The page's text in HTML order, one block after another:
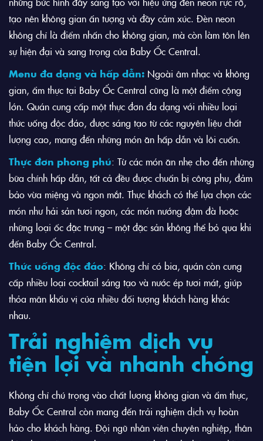
tạo nên không gian ấn tượng và đầy cảm xúc. Đèn neon
không chỉ là điểm nhấn cho không gian, mà còn làm tôn lên
sự hiện đại và sang trọng của Baby Ốc Central.
Menu đa dạng và hấp dẫn: Ngoài âm nhạc và không
gian, ẩm thực tại Baby Ốc Central cũng là một điểm cộng
lớn. Quán cung cấp một thực đơn đa dạng với nhiều loại
thức uống độc đáo, được sáng tạo từ các nguyên liệu chất
lượng cao, mang đến những món ăn hấp dẫn và lôi cuốn.
Thực đơn phong phú: Từ các món ăn nhẹ cho đến những
bữa chính hấp dẫn, tất cả đều được chuẩn bị công phu, đảm
bảo vừa miệng và ngon mắt. Thực khách có thể lựa chọn các
món như hải sản tươi ngon, các món nướng đậm đà hoặc
những loại ốc đặc trưng – một đặc sản không thể bỏ qua khi
đến Baby Ốc Central.
Thức uống độc đáo: Không chỉ có bia, quán còn cung
cấp nhiều loại cocktail sáng tạo và nước ép tươi mát, giúp
thỏa mãn khẩu vị của nhiều đối tượng khách hàng khác
nhau.
Trải nghiệm dịch vụ
tiện lợi và nhanh chóng
Không chỉ chú trọng vào chất lượng không gian và ẩm thực,
Baby Ốc Central còn mang đến trải nghiệm dịch vụ hoàn
hảo cho khách hàng. Đội ngũ nhân viên chuyên nghiệp, thân